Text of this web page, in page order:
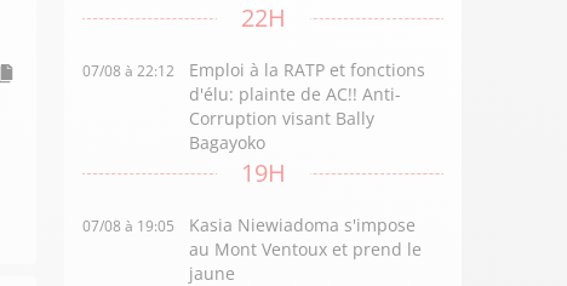
22H
07/08 à 22:12
Emploi à la RATP et fonctions
d'élu: plainte de AC!! Anti-
Corruption visant Bally
Bagayoko
19H
07/08 à 19:05
Kasia Niewiadoma s'impose
au Mont Ventoux et prend le
jaune